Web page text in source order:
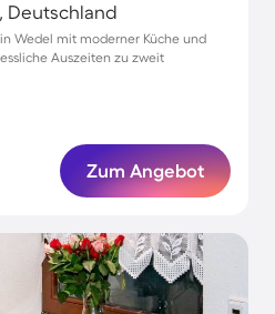
Deutschland
Wedel mit moderner Küche und
Auszeiten zu zweit
Zum Angebot